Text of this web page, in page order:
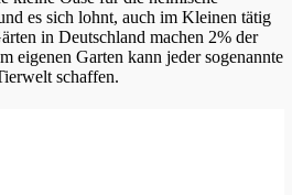
es sich lohnt, auch im Kleinen tätig
in Deutschland machen 2% der
eigenen Garten kann jeder sogenannte
schaffen.